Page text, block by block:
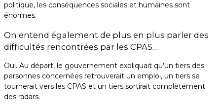
politique, les conséquences sociales et humaines sont
énormes.
On entend également de plus en plus parler des
difficultés rencontrées par les CPAS…
Oui. Au départ, le gouvernement expliquait qu’un tiers des
personnes concernées retrouverait un emploi, un tiers se
tournerait vers les CPAS et un tiers sortirait complètement
des radars.